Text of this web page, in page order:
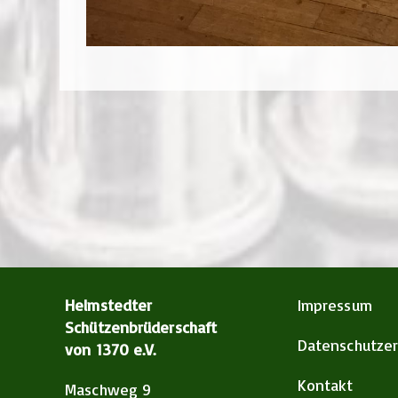
Helmstedter
Schützenbrüderschaft
von 1370 e.V.
Maschweg 9
Impressum
Kontakt